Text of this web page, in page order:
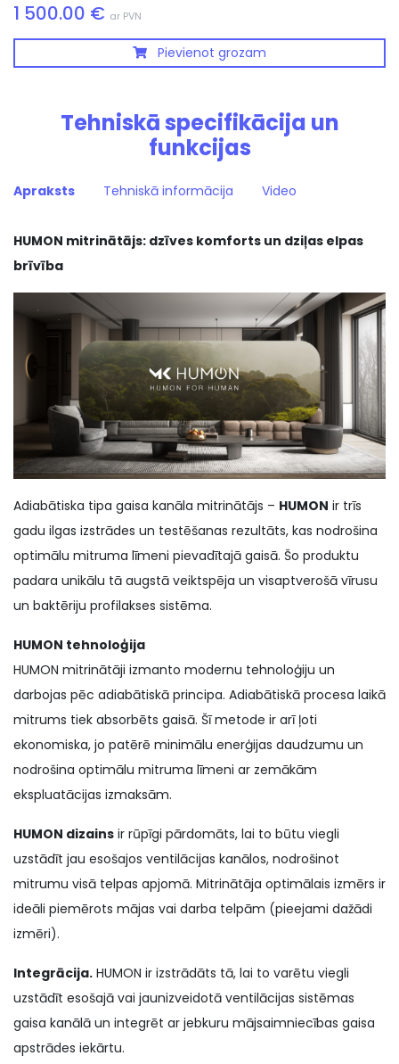
1 500.00 € ar PVN
Pievienot grozam
Tehniskā specifikācija un
funkcijas
Apraksts Tehniskā informācija Video
HUMON mitrinātājs: dzīves komforts un dziļas elpas
brīvība
Adiabātiska tipa gaisa kanāla mitrinātājs – HUMON ir trīs
gadu ilgas izstrādes un testēšanas rezultāts, kas nodrošina
optimālu mitruma līmeni pievadītajā gaisā. Šo produktu
padara unikālu tā augstā veiktspēja un visaptverošā vīrusu
un baktēriju profilakses sistēma.
HUMON tehnoloģija
HUMON mitrinātāji izmanto modernu tehnoloģiju un
darbojas pēc adiabātiskā principa. Adiabātiskā procesa laikā
mitrums tiek absorbēts gaisā. Šī metode ir arī ļoti
ekonomiska, jo patērē minimālu enerģijas daudzumu un
nodrošina optimālu mitruma līmeni ar zemākām
ekspluatācijas izmaksām.
HUMON dizains ir rūpīgi pārdomāts, lai to būtu viegli
uzstādīt jau esošajos ventilācijas kanālos, nodrošinot
mitrumu visā telpas apjomā. Mitrinātāja optimālais izmērs ir
ideāli piemērots mājas vai darba telpām (pieejami dažādi
izmēri).
Integrācija. HUMON ir izstrādāts tā, lai to varētu viegli
uzstādīt esošajā vai jaunizveidotā ventilācijas sistēmas
gaisa kanālā un integrēt ar jebkuru mājsaimniecības gaisa
apstrādes iekārtu.